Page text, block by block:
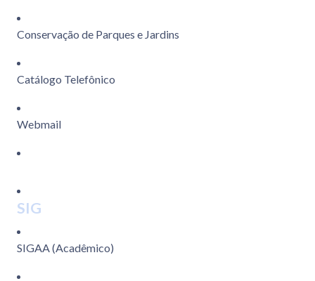
Conservação de Parques e Jardins
Catálogo Telefônico
Webmail
SIG
SIGAA (Acadêmico)